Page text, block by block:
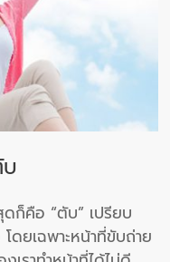
ดก็คือ “ตับ” เปรียบ
ดยเฉพาะหน้าที่ขับถ่าย